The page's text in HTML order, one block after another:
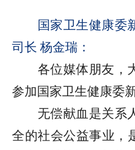
国家卫生健康委
司长 杨金瑞：
各位媒体朋友，
参加国家卫生健康委
无偿献血是关系
全的社会公益事业，